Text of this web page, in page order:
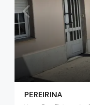
PEREIRIÑA